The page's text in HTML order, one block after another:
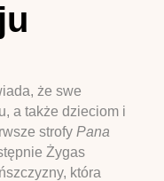
że swe
a także dzieciom i
strofy Pana
Żygas
która